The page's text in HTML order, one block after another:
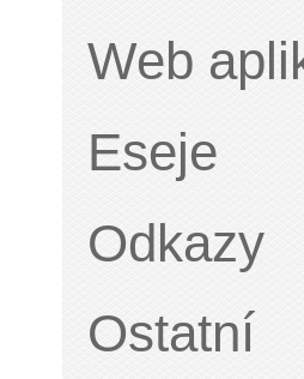
Web
Eseje
Odkazy
Ostatní